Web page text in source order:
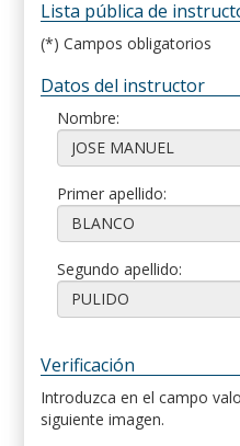
Lista pública de
(*) Campos obligatorios
Datos del instructor
Nombre:
Primer apellido:
Segundo apellido:
Verificación
Introduzca en el campo
siguiente imagen.